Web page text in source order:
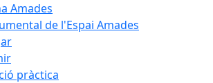
Amades
de l'Espai Amades
pràctica